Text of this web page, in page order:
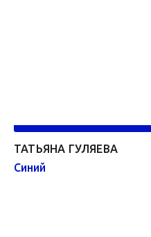
ТАТЬЯНА ГУЛЯЕВА
Синий